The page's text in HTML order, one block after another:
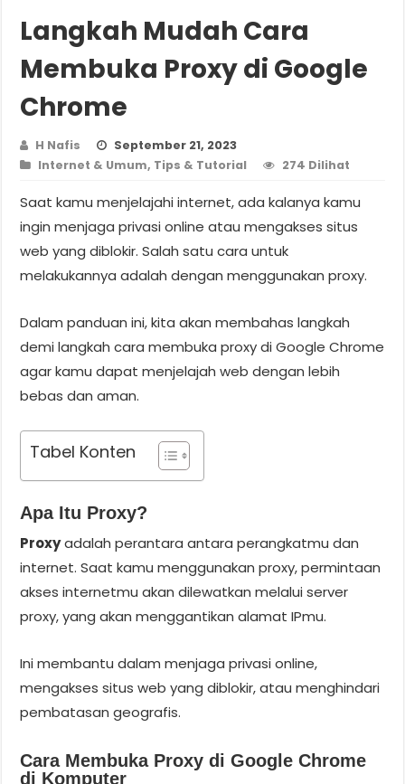
Langkah Mudah Cara
Membuka Proxy di Google
Chrome
H Nafis
September 21, 2023
Internet & Umum, Tips & Tutorial 274 Dilihat
Saat kamu menjelajahi internet, ada kalanya kamu
ingin menjaga privasi online atau mengakses situs
web yang diblokir. Salah satu cara untuk
melakukannya adalah dengan menggunakan proxy.
Dalam panduan ini, kita akan membahas langkah
demi langkah cara membuka proxy di Google Chrome
agar kamu dapat menjelajah web dengan lebih
bebas dan aman.
Tabel Konten
Apa Itu Proxy?
Proxyadalah perantara antara perangkatmu dan
internet. Saat kamu menggunakan proxy, permintaan
akses internetmu akan dilewatkan melalui server
proxy, yang akan menggantikan alamat IPmu.
Ini membantu dalam menjaga privasi online,
mengakses situs web yang diblokir, atau menghindari
pembatasan geografis.
Cara Membuka Proxy di Google Chrome
di Komputer